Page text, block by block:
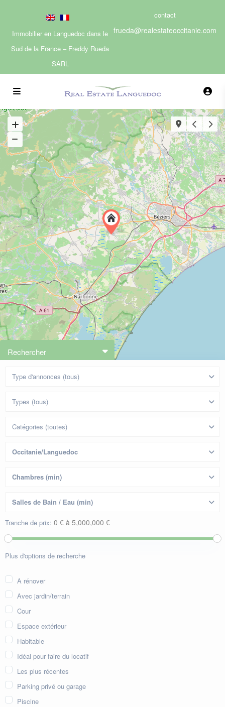
Immobilier en Languedoc dans le
Sud de la France – Freddy Rueda
SARL
contact
frueda@realestateoccitanie.com
Rechercher
Type d'annonces (tous)
Types (tous)
Catégories (toutes)
Tranche de prix: 0 € à 5,000,000 €
Plus d'options de recherche
A rénover
Avec jardin/terrain
Cour
Espace extérieur
Habitable
Idéal pour faire du locatif
Les plus récentes
Parking privé ou garage
Piscine